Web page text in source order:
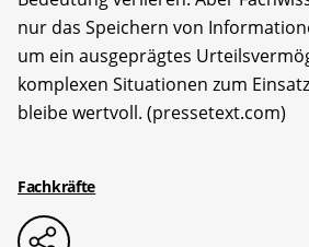
nur das Speichern von
um ein ausgeprägtes
komplexen Situationen zum
bleibe wertvoll. (pressetext.com)
Fachkräfte